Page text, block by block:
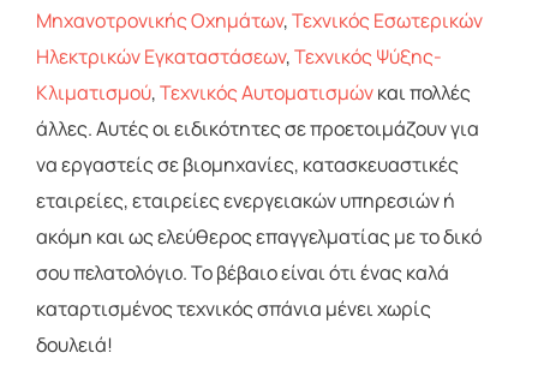
Μηχανοτρονικής Οχημάτων,Τεχνικός Εσωτερικών
Ηλεκτρικών Εγκαταστάσεων,Τεχνικός Ψύξης-
Κλιματισμού,Τεχνικός Αυτοματισμώνκαι πολλές
άλλες. Αυτές οι ειδικότητες σε προετοιμάζουν για
να εργαστείς σε βιομηχανίες, κατασκευαστικές
εταιρείες, εταιρείες ενεργειακών υπηρεσιών ή
ακόμη και ως ελεύθερος επαγγελματίας με το δικό
σου πελατολόγιο. Το βέβαιο είναι ότι ένας καλά
καταρτισμένος τεχνικός σπάνια μένει χωρίς
δουλειά!